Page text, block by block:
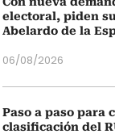
electoral, piden
Abelardo de la
06/08/2026
Paso a paso para
clasificación del